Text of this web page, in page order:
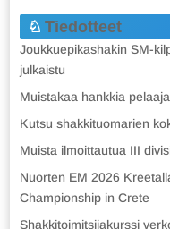
Tiedotteet
Joukkuepikashakin SM-
julkaistu
Muistakaa hankkia
Kutsu shakkituomarien
Muista ilmoittautua III
Nuorten EM 2026
Championship in Crete
Shakkitoimitsijakurssi